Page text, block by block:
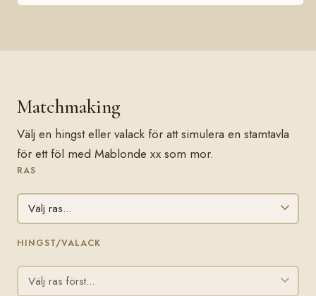
Matchmaking
Välj en hingst eller valack för att simulera en stamtavla
för ett föl med Mablonde xx som mor.
RAS
HINGST/VALACK